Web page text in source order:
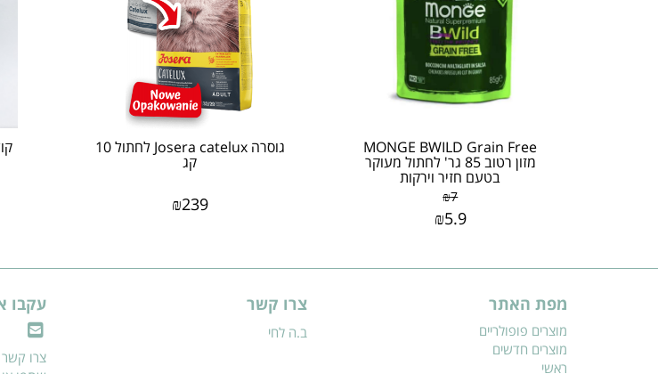
MONGE BWILD Grain Free
מזון רטוב 85 גר' לחתול מעוקר
בטעם חזיר וירקות
₪7
₪5.9
גוסרה Josera catelux לחתול 10
קג
₪239
מפת האתר
מוצרים פופולריים
מוצרים חדשים
ראשי
צרו קשר
ב.ה לחי
עקבו
צרו קשר